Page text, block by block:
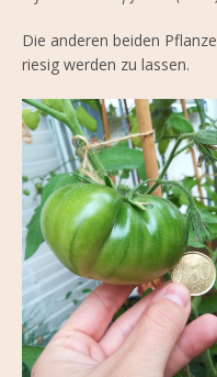
Die anderen beiden
riesig werden zu lassen.